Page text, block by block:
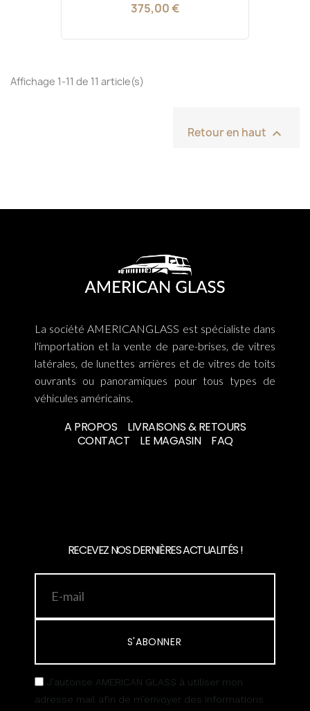
375,00 €
Affichage 1-11 de 11 article(s)
Retour en haut 
La société AMERICANGLASS est spécialiste dans
l'importation et la vente de pare-brises, de vitres
latérales, de lunettes arrières et de vitres de toits
ouvrants ou panoramiques pour tous types de
véhicules américains.
A PROPOS
LIVRAISONS & RETOURS
CONTACT
LE MAGASIN FAQ
RECEVEZ NOS DERNIÈRES ACTUALITÉS !
S'ABONNER
J’autorise AMERICAN GLASS à utiliser mon
adresse mail afin de m’envoyer des informations